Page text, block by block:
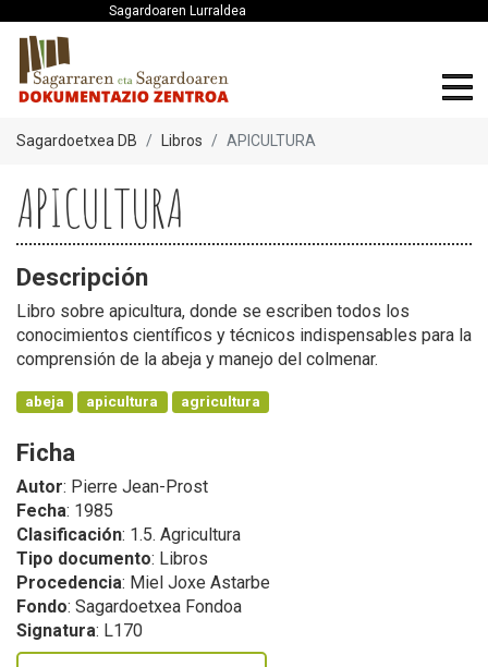
Sagardoaren Lurraldea
Sagardoetxea DB Libros APICULTURA
APICULTURA
Descripción
Libro sobre apicultura, donde se escriben todos los
conocimientos científicos y técnicos indispensables para la
comprensión de la abeja y manejo del colmenar.
abeja apicultura agricultura
Ficha
Autor: Pierre Jean-Prost
Fecha: 1985
Clasificación: 1.5. Agricultura
Tipo documento: Libros
Procedencia: Miel Joxe Astarbe
Fondo: Sagardoetxea Fondoa
Signatura: L170